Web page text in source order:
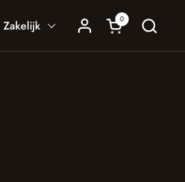
0
Zakelijk